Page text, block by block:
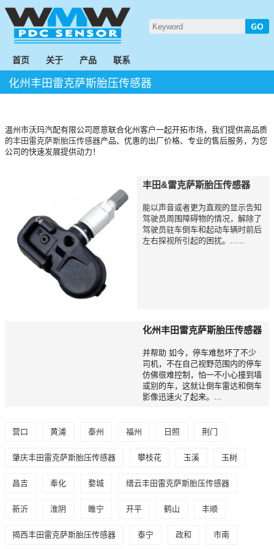
首页 关于 产品 联系
化州丰田雷克萨斯胎压传感器
温州市沃玛汽配有限公司愿意联合化州客户一起开拓市场，我们提供高品质
的丰田雷克萨斯胎压传感器产品、优惠的出厂价格、专业的售后服务，为您
公司的快速发展提供动力！
丰田&雷克萨斯胎压传感器
能以声音或者更为直观的显示告知
驾驶员周围障碍物的情况，解除了
驾驶员驻车倒车和起动车辆时前后
左右探视所引起的困扰。......
化州丰田雷克萨斯胎压传感器
并帮助 如今，停车难愁坏了不少
司机，不在自己视野范围内的停车
仿佛很难控制，怕一不小心撞到墙
或别的车，这就让倒车雷达和倒车
影像迅速火了起来。...
营口 黄浦 泰州 福州 日照 荆门
肇庆丰田雷克萨斯胎压传感器 攀枝花 玉溪 玉树
昌吉 奉化 婺城 缙云丰田雷克萨斯胎压传感器
新沂 淮阴 睢宁 开平 鹤山 丰顺
揭西丰田雷克萨斯胎压传感器 泰宁 政和 市南